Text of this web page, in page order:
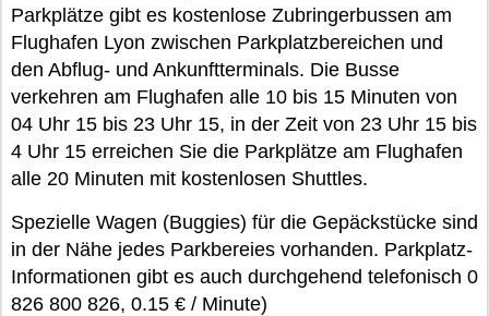
Parkplätze gibt es kostenlose Zubringerbussen am
Flughafen Lyon zwischen Parkplatzbereichen und
den Abflug- und Ankunftterminals. Die Busse
verkehren am Flughafen alle 10 bis 15 Minuten von
04 Uhr 15 bis 23 Uhr 15, in der Zeit von 23 Uhr 15 bis
4 Uhr 15 erreichen Sie die Parkplätze am Flughafen
alle 20 Minuten mit kostenlosen Shuttles.
Spezielle Wagen (Buggies) für die Gepäckstücke sind
in der Nähe jedes Parkbereies vorhanden. Parkplatz-
Informationen gibt es auch durchgehend telefonisch 0
826 800 826, 0.15 € / Minute)